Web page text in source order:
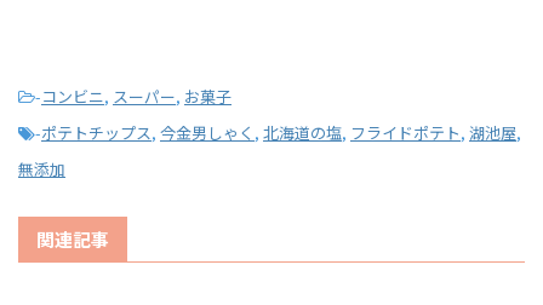
-コンビニ, スーパー, お菓子
-ポテトチップス, 今金男しゃく , 北海道の塩, フライドポテト, 湖池屋,
無添加
関連記事